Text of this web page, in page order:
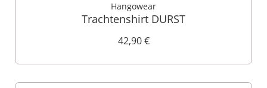
Hangowear
Trachtenshirt DURST
42,90 €